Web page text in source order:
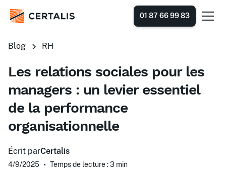
01 87 66 99 83
Blog RH
Les relations sociales pour les
managers : un levier essentiel
de la performance
organisationnelle
Écrit parCertalis
4/9/2025 • Temps de lecture : 3 min